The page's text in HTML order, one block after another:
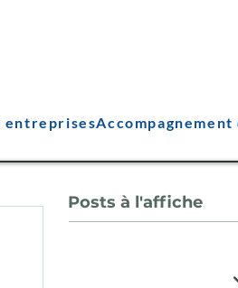
entreprises
Posts à l'affiche